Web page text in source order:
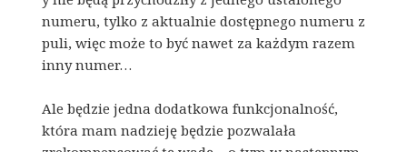
numeru, tylko z aktualnie dostępnego numeru z
puli, więc może to być nawet za każdym razem
inny numer…
Ale będzie jedna dodatkowa funkcjonalność,
która mam nadzieję będzie pozwalała